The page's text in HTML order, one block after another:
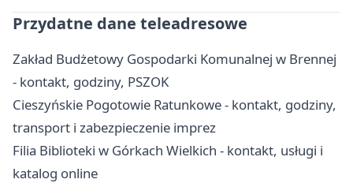
Przydatne dane teleadresowe
Zakład Budżetowy Gospodarki Komunalnej w Brennej
- kontakt, godziny, PSZOK
Cieszyńskie Pogotowie Ratunkowe - kontakt, godziny,
transport i zabezpieczenie imprez
Filia Biblioteki w Górkach Wielkich - kontakt, usługi i
katalog online